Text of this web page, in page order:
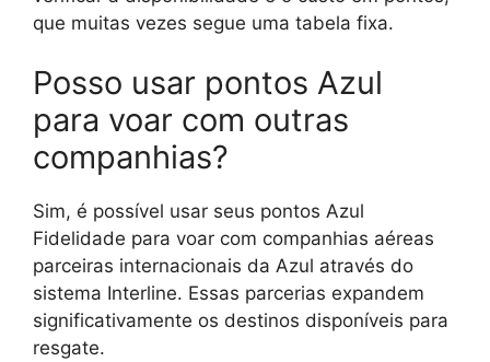
que muitas vezes segue uma tabela fixa.
Posso usar pontos Azul
para voar com outras
companhias?
Sim, é possível usar seus pontos Azul
Fidelidade para voar com companhias aéreas
parceiras internacionais da Azul através do
sistema Interline. Essas parcerias expandem
significativamente os destinos disponíveis para
resgate.